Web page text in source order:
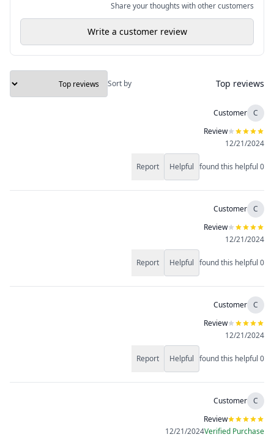
Share your thoughts with other customers
Write a customer review
Top reviews
Sort by
C
Customer
Review
12/21/2024
0
found this helpful
Helpful
Report
C
Customer
Review
12/21/2024
0
found this helpful
Helpful
Report
C
Customer
Review
12/21/2024
0
found this helpful
Helpful
Report
C
Customer
Review
Verified Purchase
12/21/2024